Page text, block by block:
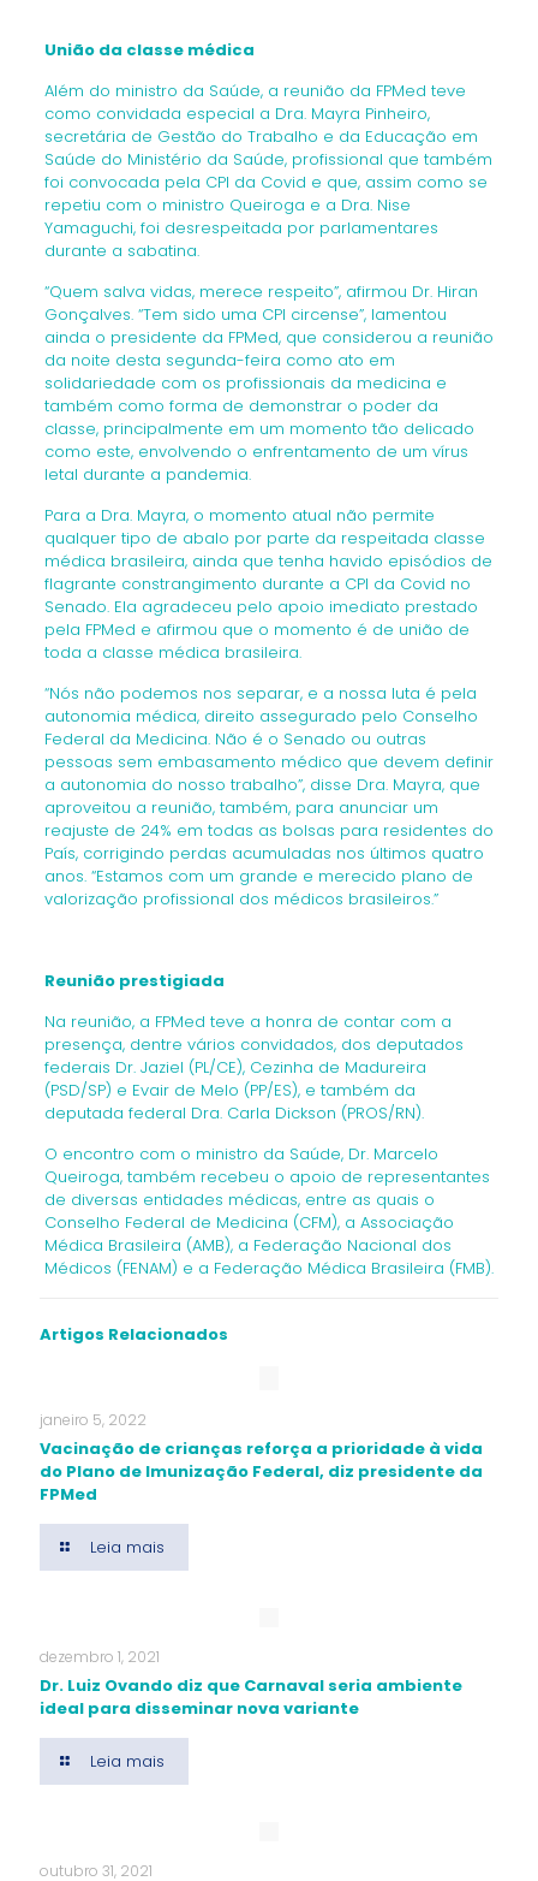
União da classe médica
Além do ministro da Saúde, a reunião da FPMed teve
como convidada especial a Dra. Mayra Pinheiro,
secretária de Gestão do Trabalho e da Educação em
Saúde do Ministério da Saúde, profissional que também
foi convocada pela CPI da Covid e que, assim como se
repetiu com o ministro Queiroga e a Dra. Nise
Yamaguchi, foi desrespeitada por parlamentares
durante a sabatina.
“Quem salva vidas, merece respeito”, afirmou Dr. Hiran
Gonçalves. “Tem sido uma CPI circense”, lamentou
ainda o presidente da FPMed, que considerou a reunião
da noite desta segunda-feira como ato em
solidariedade com os profissionais da medicina e
também como forma de demonstrar o poder da
classe, principalmente em um momento tão delicado
como este, envolvendo o enfrentamento de um vírus
letal durante a pandemia.
Para a Dra. Mayra, o momento atual não permite
qualquer tipo de abalo por parte da respeitada classe
médica brasileira, ainda que tenha havido episódios de
flagrante constrangimento durante a CPI da Covid no
Senado. Ela agradeceu pelo apoio imediato prestado
pela FPMed e afirmou que o momento é de união de
toda a classe médica brasileira.
“Nós não podemos nos separar, e a nossa luta é pela
autonomia médica, direito assegurado pelo Conselho
Federal da Medicina. Não é o Senado ou outras
pessoas sem embasamento médico que devem definir
a autonomia do nosso trabalho”, disse Dra. Mayra, que
aproveitou a reunião, também, para anunciar um
reajuste de 24% em todas as bolsas para residentes do
País, corrigindo perdas acumuladas nos últimos quatro
anos. “Estamos com um grande e merecido plano de
valorização profissional dos médicos brasileiros.”
Reunião prestigiada
Na reunião, a FPMed teve a honra de contar com a
presença, dentre vários convidados, dos deputados
federais Dr. Jaziel (PL/CE), Cezinha de Madureira
(PSD/SP) e Evair de Melo (PP/ES), e também da
deputada federal Dra. Carla Dickson (PROS/RN).
O encontro com o ministro da Saúde, Dr. Marcelo
Queiroga, também recebeu o apoio de representantes
de diversas entidades médicas, entre as quais o
Conselho Federal de Medicina (CFM), a Associação
Médica Brasileira (AMB), a Federação Nacional dos
Médicos (FENAM) e a Federação Médica Brasileira (FMB).
Artigos Relacionados
janeiro 5, 2022
Vacinação de crianças reforça a prioridade à vida
do Plano de Imunização Federal, diz presidente da
FPMed
Leia mais
dezembro 1, 2021
Dr. Luiz Ovando diz que Carnaval seria ambiente
ideal para disseminar nova variante
Leia mais
outubro 31, 2021